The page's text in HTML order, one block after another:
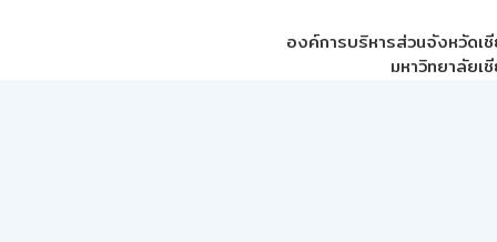
องค์การบริหารส่วนจังหวัดเ
มหาวิทยาลัยเ